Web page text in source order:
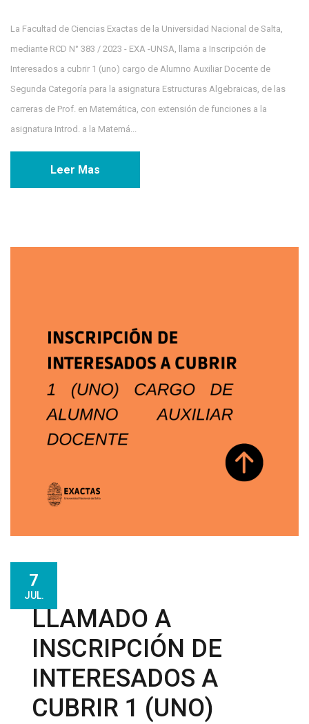
La Facultad de Ciencias Exactas de la Universidad Nacional de Salta,
mediante RCD N° 383 / 2023 - EXA -UNSA, llama a Inscripción de
Interesados a cubrir 1 (uno) cargo de Alumno Auxiliar Docente de
Segunda Categoría para la asignatura Estructuras Algebraicas, de las
carreras de Prof. en Matemática, con extensión de funciones a la
asignatura Introd. a la Matemá...
Leer Mas
7
JUL.
LLAMADO A
INSCRIPCIÓN DE
INTERESADOS A
CUBRIR 1 (UNO)